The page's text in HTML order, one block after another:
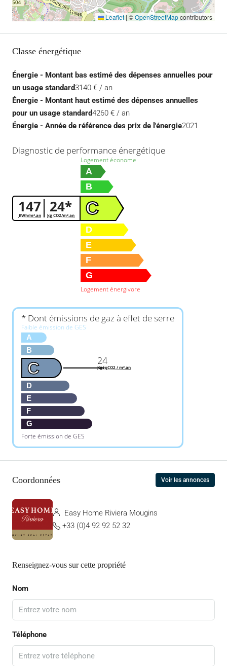
Leaflet| ©OpenStreetMapcontributors
Classe énergétique
Énergie - Montant bas estimé des dépenses annuelles pour
un usage standard3140 € / an
Énergie - Montant haut estimé des dépenses annuelles
pour un usage standard4260 € / an
Énergie - Année de référence des prix de l'énergie2021
Diagnostic de performance énergétique
147
KWh/m².an 24*
kg CO2/m².an
Logement économe
A
B
C
D
E
F
G
Logement énergivore
* Dont émissions de gaz à effet de serre
Faible émission de GES
A
B
C
D
E
F
G
Forte émission de GES
24
KgéqCO2 / m².an
Coordonnées Voir les annonces
Easy Home Riviera Mougins
+33 (0)4 92 92 52 32
Renseignez-vous sur cette propriété
Nom
Téléphone